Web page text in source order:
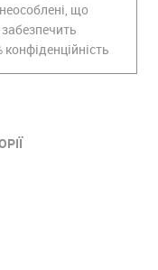
що
забезпечить
конфіденційність